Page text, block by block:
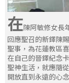
在陳阿敏修女長
回應聖召的新鐸陳
聖事，為花蓮教區
在自己的晉鐸紀念
聖神生活，就應隨
開放直到永遠的心